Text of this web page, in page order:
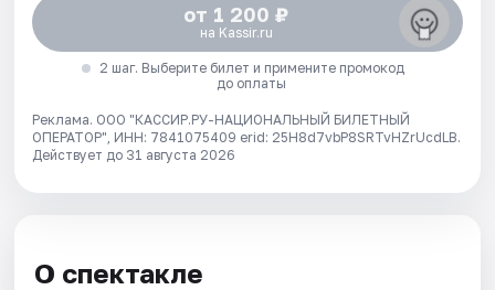
от 1 200 ₽
на Kassir.ru
2 шаг. Выберите билет и примените промокод
до оплаты
Реклама. ООО "КАССИР.РУ-НАЦИОНАЛЬНЫЙ БИЛЕТНЫЙ
ОПЕРАТОР", ИНН: 7841075409 erid: 25H8d7vbP8SRTvHZrUcdLB.
Действует до 31 августа 2026
О спектакле